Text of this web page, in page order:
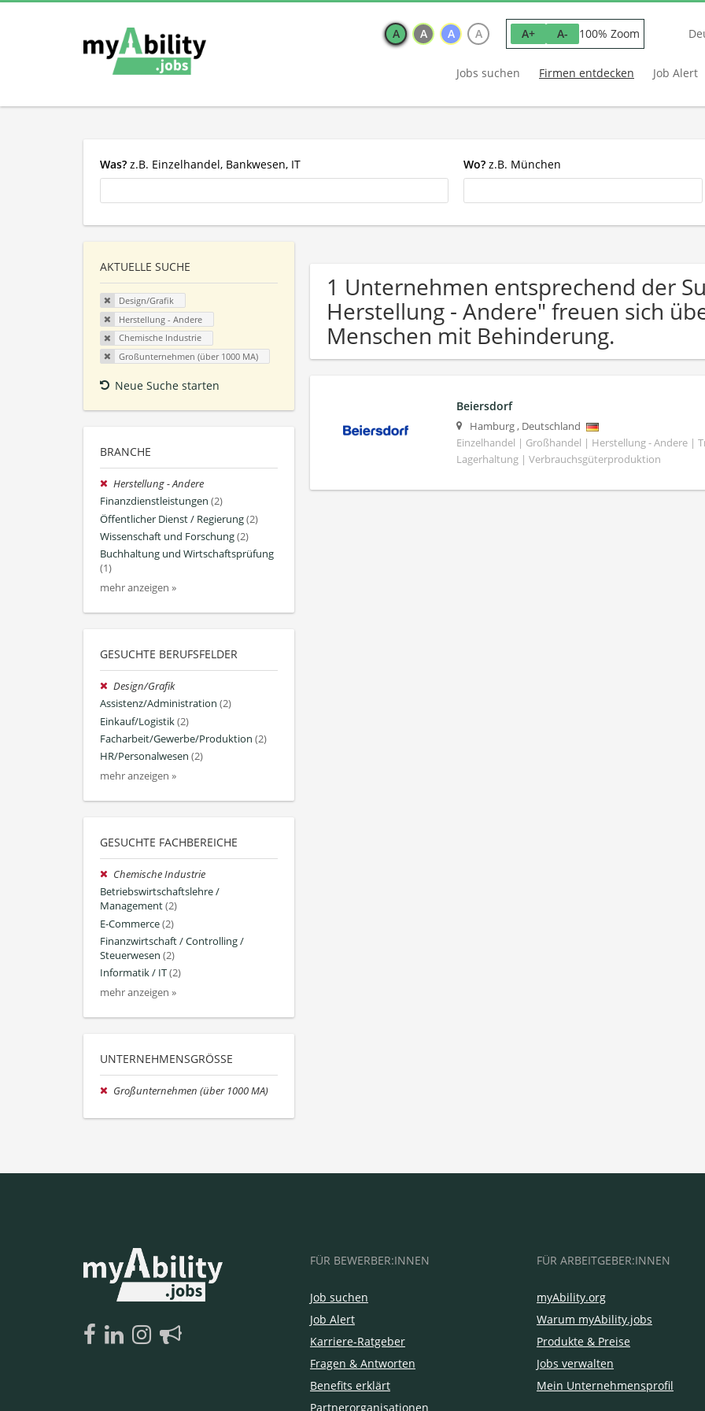
A A A A A+ A- 100% Zoom
Jobs suchen Firmen entdecken Job Alert
Was? z.B. Einzelhandel, Bankwesen, IT Wo? z.B. München
AKTUELLE SUCHE
Design/Grafik
Herstellung - Andere
Chemische Industrie
Großunternehmen (über 1000 MA)
Neue Suche starten
BRANCHE
Herstellung - Andere
Finanzdienstleistungen (2)
Öffentlicher Dienst / Regierung(2)
Wissenschaft und Forschung(2)
Buchhaltung und Wirtschaftsprüfung
(1)
mehr anzeigen »
GESUCHTE BERUFSFELDER
Design/Grafik
Assistenz/Administration (2)
Einkauf/Logistik(2)
Facharbeit/Gewerbe/Produktion (2)
HR/Personalwesen (2)
mehr anzeigen »
GESUCHTE FACHBEREICHE
Chemische Industrie
Betriebswirtschaftslehre /
Management(2)
E-Commerce(2)
Finanzwirtschaft / Controlling /
Steuerwesen (2)
Informatik / IT(2)
mehr anzeigen »
UNTERNEHMENSGRÖSSE
Großunternehmen (über 1000 MA)
1 Unternehmen entsprechend der
Herstellung - Andere" freuen sich
Menschen mit Behinderung.
Beiersdorf
Hamburg, Deutschland
Einzelhandel | Großhandel | Herstellung - Andere |
Lagerhaltung | Verbrauchsgüterproduktion
FÜR BEWERBER:INNEN
Job suchen
Job Alert
Karriere-Ratgeber
Fragen & Antworten
Benefits erklärt
Partnerorganisationen
FÜR ARBEITGEBER:INNEN
myAbility.org
Warum myAbility.jobs
Produkte & Preise
Jobs verwalten
Mein Unternehmensprofil